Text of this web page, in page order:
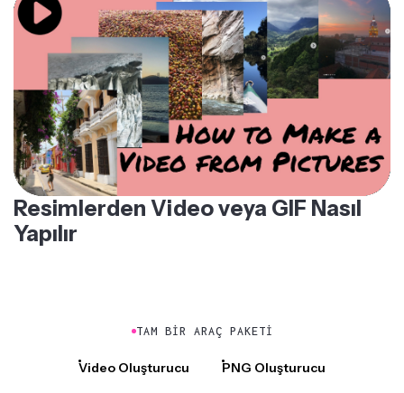
Resimlerden Video veya GIF Nasıl
Yapılır
Video Oluşturucu PNG Oluşturucu
Promosyon Video Yapıcı